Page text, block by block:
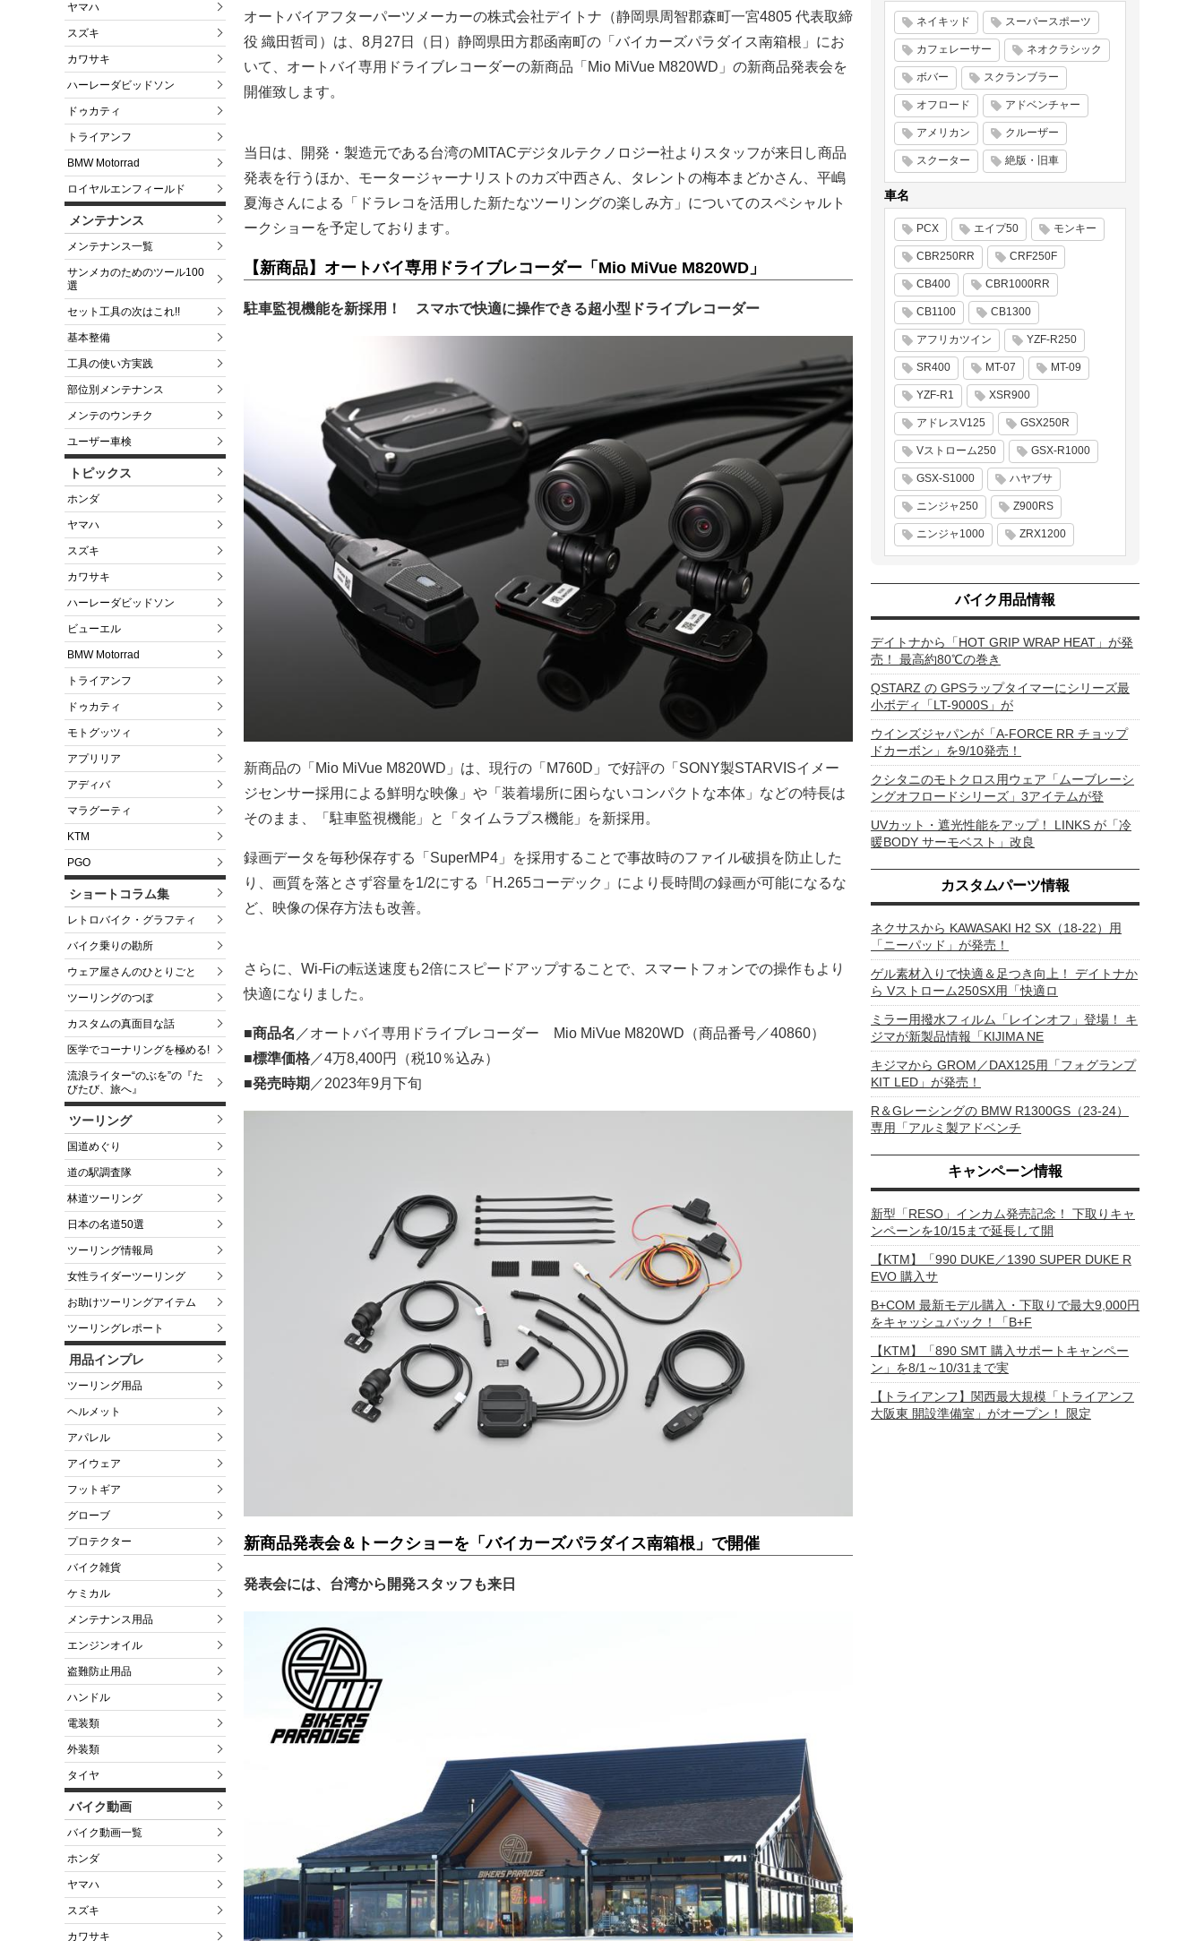
ヤマハ
スズキ
カワサキ
ハーレーダビッドソン
ドゥカティ
トライアンフ
BMW Motorrad
ロイヤルエンフィールド
メンテナンス
メンテナンス一覧
サンメカのためのツール100
選
セット工具の次はこれ!!
基本整備
工具の使い方実践
部位別メンテナンス
メンテのウンチク
ユーザー車検
トピックス
ホンダ
ヤマハ
スズキ
カワサキ
ハーレーダビッドソン
ビューエル
BMW Motorrad
トライアンフ
ドゥカティ
モトグッツィ
アプリリア
アディバ
マラグーティ
KTM
PGO
ショートコラム集
レトロバイク・グラフティ
バイク乗りの勘所
ウェア屋さんのひとりごと
ツーリングのつぼ
カスタムの真面目な話
医学でコーナリングを極める!
流浪ライター“のぶを”の『た
びたび、旅へ』
ツーリング
国道めぐり
道の駅調査隊
林道ツーリング
日本の名道50選
ツーリング情報局
女性ライダーツーリング
お助けツーリングアイテム
ツーリングレポート
用品インプレ
ツーリング用品
ヘルメット
アパレル
アイウェア
フットギア
グローブ
プロテクター
バイク雑貨
ケミカル
メンテナンス用品
エンジンオイル
盗難防止用品
ハンドル
電装類
外装類
タイヤ
バイク動画
バイク動画一覧
ホンダ
ヤマハ
スズキ
カワサキ
オートバイアフターパーツメーカーの株式会社デイトナ（静岡県周智郡森町一宮4805 代表取締
役 織田哲司）は、8月27日（日）静岡県田方郡函南町の「バイカーズパラダイス南箱根」にお
いて、オートバイ専用ドライブレコーダーの新商品「Mio MiVue M820WD」の新商品発表会を
開催致します。
当日は、開発・製造元である台湾のMITACデジタルテクノロジー社よりスタッフが来日し商品
発表を行うほか、モータージャーナリストのカズ中西さん、タレントの梅本まどかさん、平嶋
夏海さんによる「ドラレコを活用した新たなツーリングの楽しみ方」についてのスペシャルト
ークショーを予定しております。
【新商品】オートバイ専用ドライブレコーダー「Mio MiVue M820WD」
駐車監視機能を新採用！ スマホで快適に操作できる超小型ドライブレコーダー
新商品の「Mio MiVue M820WD」は、現行の「M760D」で好評の「SONY製STARVISイメー
ジセンサー採用による鮮明な映像」や「装着場所に困らないコンパクトな本体」などの特長は
そのまま、「駐車監視機能」と「タイムラプス機能」を新採用。
録画データを毎秒保存する「SuperMP4」を採用することで事故時のファイル破損を防止した
り、画質を落とさず容量を1/2にする「H.265コーデック」により長時間の録画が可能になるな
ど、映像の保存方法も改善。
さらに、Wi-Fiの転送速度も2倍にスピードアップすることで、スマートフォンでの操作もより
快適になりました。
■商品名 ／オートバイ専用ドライブレコーダー Mio MiVue M820WD（商品番号／40860）
■標準価格 ／4万8,400円（税10％込み）
■発売時期 ／2023年9月下旬
新商品発表会＆トークショーを「バイカーズパラダイス南箱根」で開催
発表会には、台湾から開発スタッフも来日
ネイキッド スーパースポーツ
カフェレーサー ネオクラシック
ボバー スクランブラー
オフロード アドベンチャー
アメリカン クルーザー
スクーター 絶版・旧車
車名
PCX エイプ50 モンキー
CBR250RR CRF250F
CB400 CBR1000RR
CB1100 CB1300
アフリカツイン YZF-R250
SR400 MT-07 MT-09
YZF-R1 XSR900
アドレスV125 GSX250R
Vストローム250 GSX-R1000
GSX-S1000 ハヤブサ
ニンジャ250 Z900RS
ニンジャ1000 ZRX1200
バイク用品情報
デイトナから「HOT GRIP WRAP HEAT」が発
売！ 最高約80℃の巻き
QSTARZ の GPSラップタイマーにシリーズ最
小ボディ「LT-9000S」が
ウインズジャパンが「A-FORCE RR チョップ
ドカーボン」を9/10発売！
クシタニのモトクロス用ウェア「ムーブレーシ
ングオフロードシリーズ」3アイテムが登
UVカット・遮光性能をアップ！ LINKS が「冷
暖BODY サーモベスト」改良
カスタムパーツ情報
ネクサスから KAWASAKI H2 SX（18-22）用
「ニーパッド」が発売！
ゲル素材入りで快適＆足つき向上！ デイトナか
ら Vストローム250SX用「快適ロ
ミラー用撥水フィルム「レインオフ」登場！ キ
ジマが新製品情報「KIJIMA NE
キジマから GROM／DAX125用「フォグランプ
KIT LED」が発売！
R＆Gレーシングの BMW R1300GS（23-24）
専用「アルミ製アドベンチ
キャンペーン情報
新型「RESO」インカム発売記念！ 下取りキャ
ンペーンを10/15まで延長して開
【KTM】「990 DUKE／1390 SUPER DUKE R
EVO 購入サ
B+COM 最新モデル購入・下取りで最大9,000円
をキャッシュバック！「B+F
【KTM】「890 SMT 購入サポートキャンペー
ン」を8/1～10/31まで実
【トライアンフ】関西最大規模「トライアンフ
大阪東 開設準備室」がオープン！ 限定